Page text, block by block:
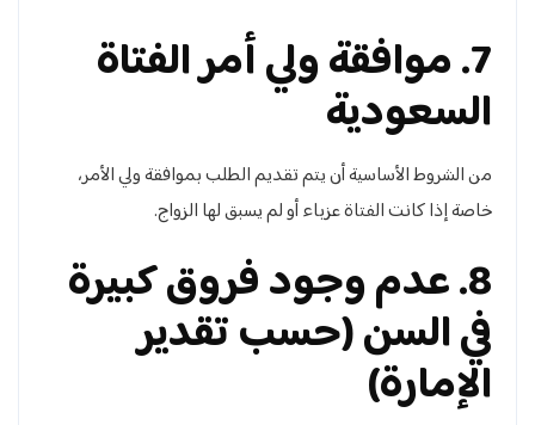
7. موافقة ولي أمر الفتاة
السعودية
من الشروط الأساسية أن يتم تقديم الطلب بموافقة ولي الأمر،
خاصة إذا كانت الفتاة عزباء أو لم يسبق لها الزواج.
8. عدم وجود فروق كبيرة
في السن (حسب تقدير
الإمارة)